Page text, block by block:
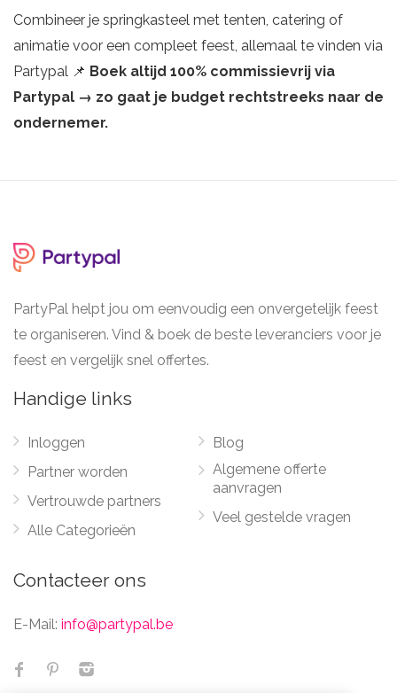
Combineer je springkasteel met tenten, catering of
animatie voor een compleet feest, allemaal te vinden via
Partypal 📌 Boek altijd 100% commissievrij via
Partypal → zo gaat je budget rechtstreeks naar de
ondernemer.
PartyPal helpt jou om eenvoudig een onvergetelijk feest
te organiseren. Vind & boek de beste leveranciers voor je
feest en vergelijk snel offertes.
Handige links
Inloggen
Partner worden
Vertrouwde partners
Alle Categorieën
Blog
Algemene offerte
aanvragen
Veel gestelde vragen
Contacteer ons
E-Mail: info@partypal.be